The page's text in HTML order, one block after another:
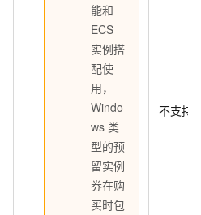
能和
ECS
实例搭
配使
用，
Windo
ws 类
型的预
留实例
券在购
买时包
不支持